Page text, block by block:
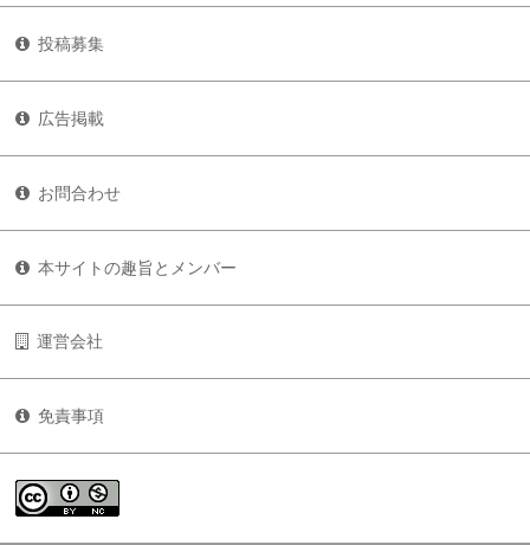
投稿募集
広告掲載
お問合わせ
本サイトの趣旨とメンバー
運営会社
免責事項